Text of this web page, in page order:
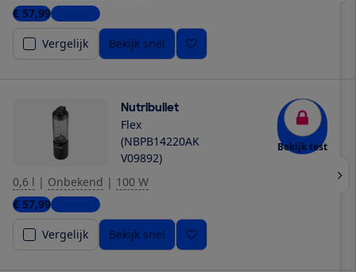
€ 57,992 winkels
Vergelijk
Bekijk snel
Nutribullet
Flex
(NBPB14220AK
V09892)
Bekijk test
0,6 l | Onbekend | 100 W
€ 57,992 winkels
Vergelijk
Bekijk snel